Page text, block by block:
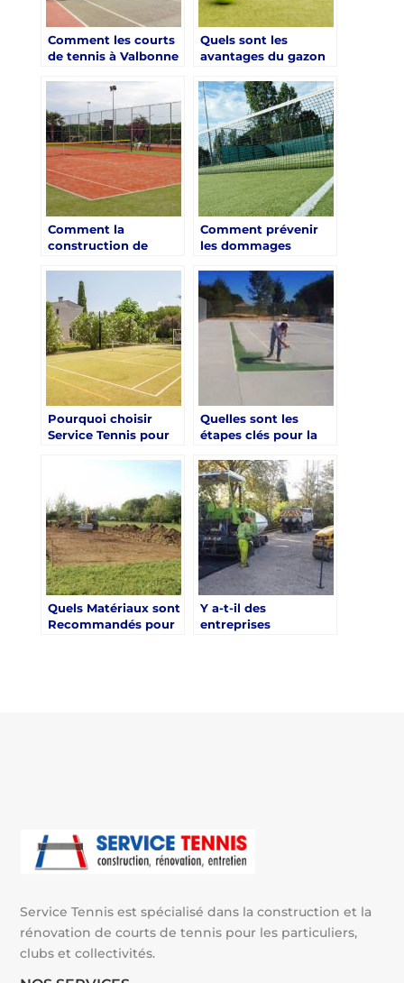
Comment les courts
de tennis à Valbonne
conçus pour être
polyvalents ?
Quels sont les
avantages du gazon
rapport au gazon
naturel pour un
court de tennis ?
Comment la
construction de
résine à Nice peut-
elle être optimisée
pour une utilisation
toute l’année?
Comment prévenir
les dommages
intempéries sur un
court de tennis en
gazon synthétique à
Nice construit par
Service Tennis
Pourquoi choisir
Service Tennis pour
Cannes ?
Quelles sont les
étapes clés pour la
court de tennis à
Nice ?
Quels Matériaux sont
Recommandés pour
Y a-t-il des
entreprises
Service Tennis est spécialisé dans la construction et la
rénovation de courts de tennis pour les particuliers,
clubs et collectivités.